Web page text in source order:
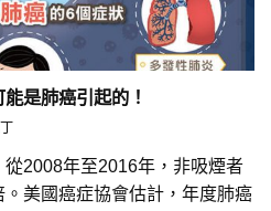
是肺癌引起的！
2008年至2016年，非吸煙者
美國癌症協會估計，年度肺癌